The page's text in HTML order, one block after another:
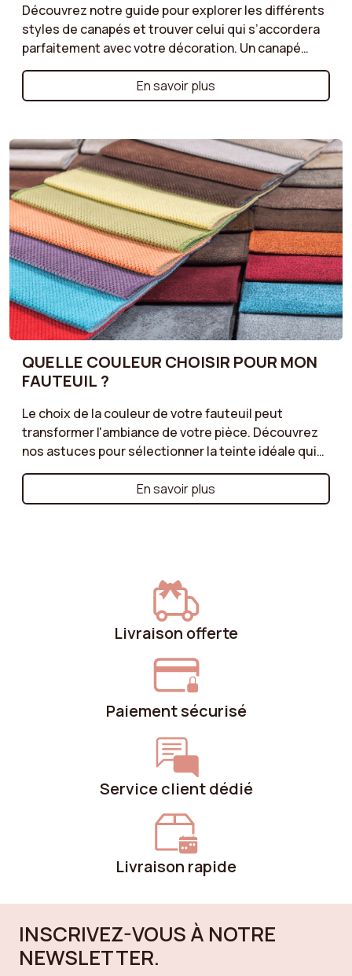
Découvrez notre guide pour explorer les différents
styles de canapés et trouver celui qui s’accordera
parfaitement avec votre décoration. Un canapé
vintage pour une touche rétro, un modèle art déco
pour un look sophistiqué, un style industriel pour
une ambiance urbaine, ou encore un canapé cottage
chaque style a ses propres atouts. Apprenez à
sélectionner celui qui sublimera votre intérieur tout
en reflétant votre personnalité. Créez un espace
unique et harmonieux avec le canapé parfait pour
votre décoration !
En savoir plus
QUELLE COULEUR CHOISIR POUR MON
FAUTEUIL ?
Le choix de la couleur de votre fauteuil peut
transformer l'ambiance de votre pièce. Découvrez
nos astuces pour sélectionner la teinte idéale qui
s’accordera avec votre décoration existante tout
en ajoutant une touche élégante. Couleurs neutres
pour une atmosphère apaisante, tons vifs pour un
souhaitiez un fauteuil qui se fonde
harmonieusement dans votre espace ou qui
devienne la pièce maîtresse, nos conseils vous
aideront à faire le bon choix.
En savoir plus
Livraison offerte
Paiement sécurisé
Service client dédié
Livraison rapide
INSCRIVEZ-VOUS À NOTRE
NEWSLETTER.